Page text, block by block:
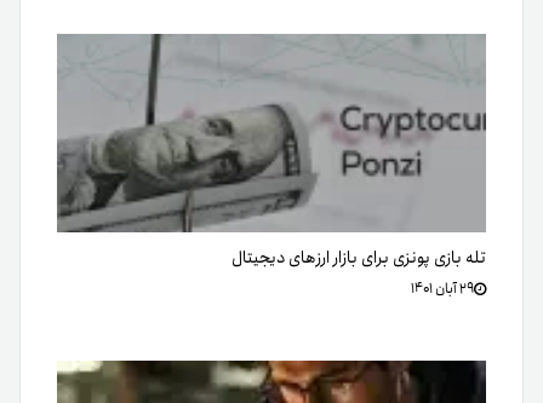
تله بازی پونزی برای بازار ارزهای دیجیتال
۲۹ آبان ۱۴۰۱